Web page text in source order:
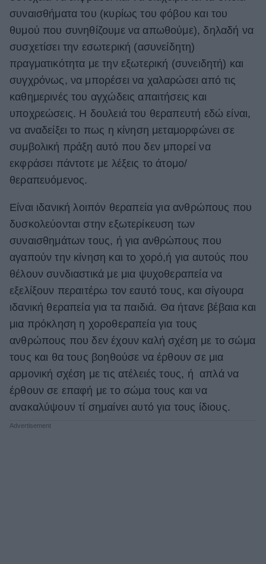
συναισθήματα του (κυρίως του φόβου και του
θυμού που συνηθίζουμε να απωθούμε), δηλαδή να
συσχετίσει την εσωτερική (ασυνείδητη)
πραγματικότητα με την εξωτερική (συνειδητή) και
συγχρόνως, να μπορέσει να χαλαρώσει από τις
καθημερινές του αγχώδεις απαιτήσεις και
υποχρεώσεις. Η δουλειά του θεραπευτή εδώ είναι,
να αναδείξει το πως η κίνηση μεταμορφώνει σε
συμβολική πράξη αυτό που δεν μπορεί να
εκφράσει πάντοτε με λέξεις το άτομο/
θεραπευόμενος.
Είναι ιδανική λοιπόν θεραπεία για ανθρώπους που
δυσκολεύονται στην εξωτερίκευση των
συναισθημάτων τους, ή για ανθρώπους που
αγαπούν την κίνηση και το χορό,ή για αυτούς που
θέλουν συνδιαστικά με μια ψυχοθεραπεία να
εξελίξουν περαιτέρω τον εαυτό τους, και σίγουρα
ιδανική θεραπεία για τα παιδιά. Θα ήτανε βέβαια και
μια πρόκληση η χοροθεραπεία για τους
ανθρώπους που δεν έχουν καλή σχέση με το σώμα
τους και θα τους βοηθούσε να έρθουν σε μια
αρμονική σχέση με τις ατέλειές τους, ή απλά να
έρθουν σε επαφή με το σώμα τους και να
ανακαλύψουν τί σημαίνει αυτό για τους ίδιους.